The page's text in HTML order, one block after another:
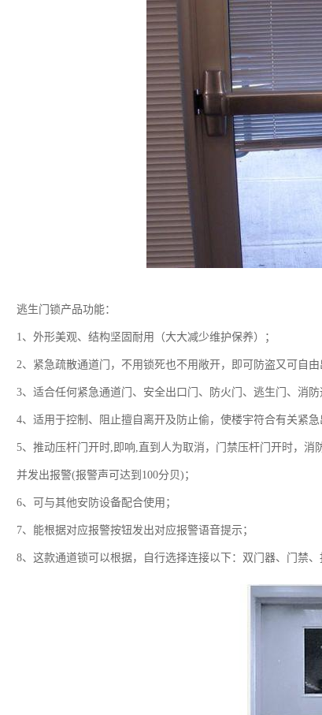
逃生门锁产品功能：
1、外形美观、结构坚固耐用（大大减少维护保养）；
2、紧急疏散通道门，不用锁死也不用敞开，即可防盗又可自
3、适合任何紧急通道门、安全出口门、防火门、逃生门、消防
4、适用于控制、阻止擅自离开及防止偷，使楼宇符合有关紧急
5、推动压杆门开时,即响,直到人为取消，门禁压杆门开时，消
并发出报警(报警声可达到100分贝)；
6、可与其他安防设备配合使用；
7、能根据对应报警按钮发出对应报警语音提示；
8、这款通道锁可以根据，自行选择连接以下：双门器、门禁